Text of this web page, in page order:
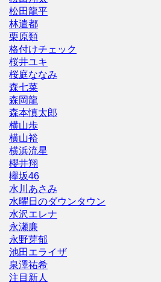
松田龍平
林遣都
栗原類
格付けチェック
桜井ユキ
桜庭ななみ
森七菜
森岡龍
森本慎太郎
横山歩
横山裕
横浜流星
櫻井翔
欅坂46
水川あさみ
水曜日のダウンタウン
水沢エレナ
永瀬廉
永野芽郁
池田エライザ
泉澤祐希
注目新人